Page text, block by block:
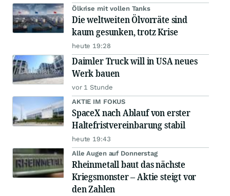
Ölkrise mit vollen Tanks
Die weltweiten Ölvorräte sind
kaum gesunken, trotz Krise
heute 19:28
Daimler Truck will in USA neues
Werk bauen
vor 1 Stunde
AKTIE IM FOKUS
SpaceX nach Ablauf von erster
Haltefristvereinbarung stabil
heute 19:43
Alle Augen auf Donnerstag
Rheinmetall baut das nächste
Kriegsmonster – Aktie steigt vor
den Zahlen